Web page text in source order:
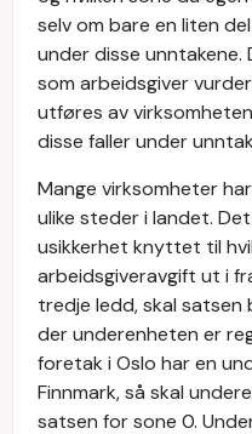
selv om bare en liten
under disse
som arbeidsgiver
utføres av
disse faller under
Mange virksomheter
ulike steder i landet.
usikkerhet knyttet til
arbeidsgiveravgift ut i
tredje ledd, skal
der underenheten er
foretak i Oslo har en
Finnmark, så skal
satsen for sone 0.